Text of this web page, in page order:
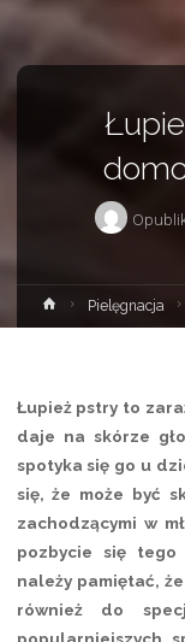
Strona
główna
Pielęgnacja
Łupież pstry to
daje na skórze
spotyka się go u
się, że może być
zachodzącymi w
pozbycie się
należy pamiętać,
również do